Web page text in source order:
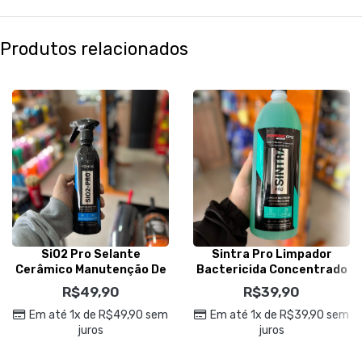
Produtos relacionados
SiO2 Pro Selante
Cerâmico Manutenção De
Vitrificadores 500ml –
Vonixx
R$49,90
Em até 1x de R$49,90 sem
juros
Sintra Pro Limpador
Bactericida Concentrado
1,5L – Vonixx
R$39,90
Em até 1x de R$39,90 sem
juros